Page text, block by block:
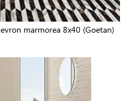
marmorea 8x40 (Goetan)